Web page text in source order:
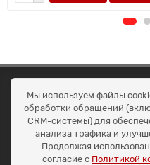
ОКЕАН ТРЕЙД
Договір публичної оферти
Доставка та оплата
Наші контакти
Умови повернення
+38 (099) 452-20-02
Мы используем файлы
обработки обращений
CRM-системы) для
анализа трафика и
Продолжая
согласие с Политикой